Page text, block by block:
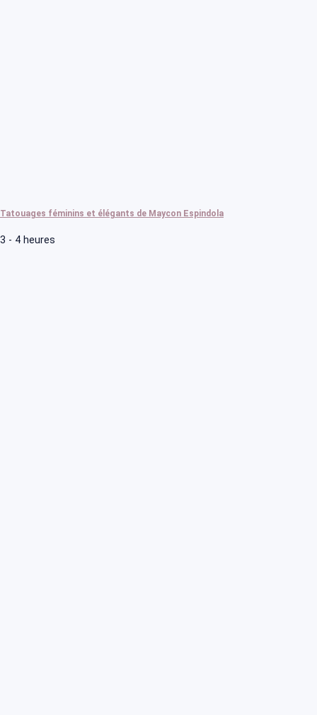
Tatouages féminins et élégants de Maycon Espindola
3 - 4 heures